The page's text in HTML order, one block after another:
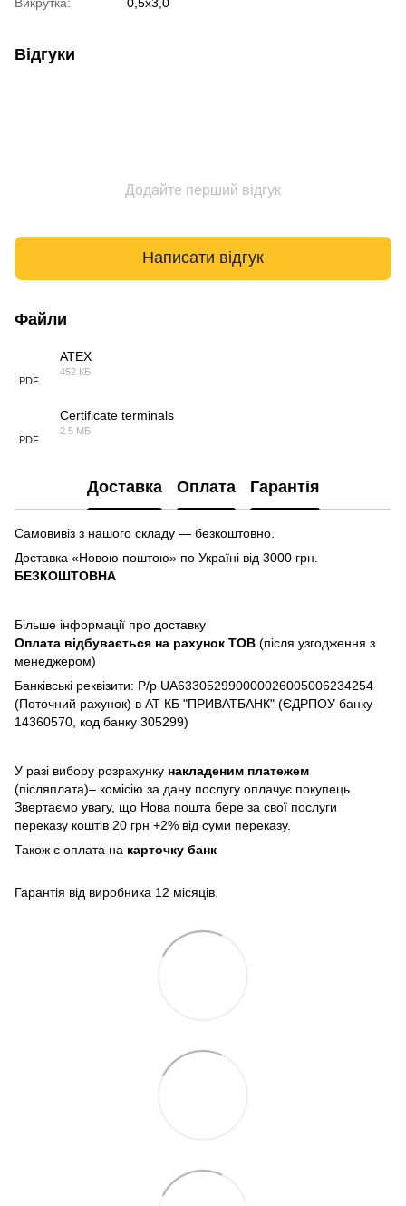
Відгуки
Додайте перший відгук
Написати відгук
Файли
PDF
ATEX
452 КБ
PDF
Certificate terminals
2.5 МБ
Доставка Оплата Гарантія
Самовивіз з нашого складу — безкоштовно.
Доставка «Новою поштою» по Україні від 3000 грн.
БЕЗКОШТОВНА
Більше інформації про доставку
Оплата відбувається на рахунок TOB (після узгодження з
менеджером)
Банківські реквізити: Р/р UA633052990000026005006234254
(Поточний рахунок) в АТ КБ "ПРИВАТБАНК" (ЄДРПОУ банку
14360570, код банку 305299)
У разі вибору розрахунку накладеним платежем
(післяплата)– комісію за дану послугу оплачує покупець.
Звертаємо увагу, що Нова пошта бере за свої послуги
переказу коштів 20 грн +2% від суми переказу.
Також є оплата на карточку банк
Гарантія від виробника 12 місяців.